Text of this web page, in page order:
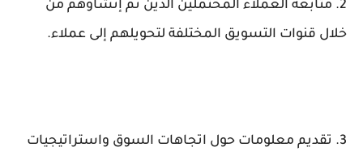
2. متابعة العملاء المحتملين الذين تم إنشاؤهم من
خلال قنوات التسويق المختلفة لتحويلهم إلى عملاء.
3. تقديم معلومات حول اتجاهات السوق واستراتيجيات